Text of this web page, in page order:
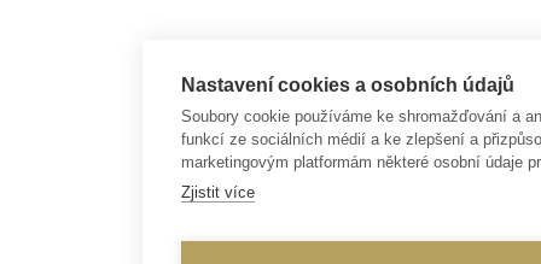
Nastavení cookies a osobních údajů
Soubory cookie používáme ke shromažďování a
funkcí ze sociálních médií a ke zlepšení a
marketingovým platformám některé osobní údaje
Zjistit více